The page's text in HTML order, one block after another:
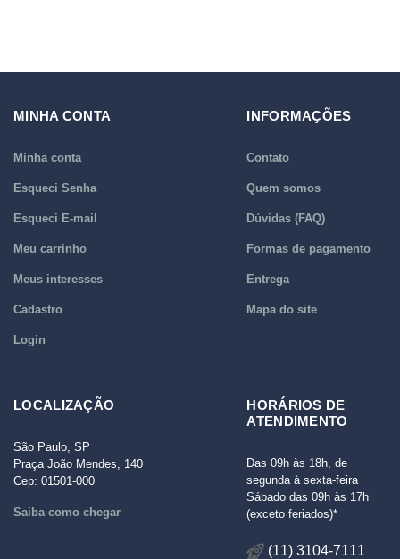
MINHA CONTA
Minha conta
Esqueci Senha
Esqueci E-mail
Meu carrinho
Meus interesses
Cadastro
Login
INFORMAÇÕES
Contato
Quem somos
Dúvidas (FAQ)
Formas de pagamento
Entrega
Mapa do site
LOCALIZAÇÃO
São Paulo, SP
Praça João Mendes, 140
Cep: 01501-000
Saiba como chegar
HORÁRIOS DE
ATENDIMENTO
Das 09h às 18h, de
segunda à sexta-feira
Sábado das 09h às 17h
(exceto feriados)*
(11) 3104-7111